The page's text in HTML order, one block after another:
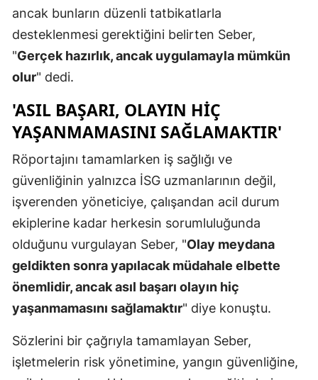
ancak bunların düzenli tatbikatlarla
desteklenmesi gerektiğini belirten Seber,
"Gerçek hazırlık, ancak uygulamayla mümkün
olur" dedi.
'ASIL BAŞARI, OLAYIN HIÇ
YAŞANMAMASINI SAĞLAMAKTIR'
Röportajını tamamlarken iş sağlığı ve
güvenliğinin yalnızca İSG uzmanlarının değil,
işverenden yöneticiye, çalışandan acil durum
ekiplerine kadar herkesin sorumluluğunda
olduğunu vurgulayan Seber, "Olay meydana
geldikten sonra yapılacak müdahale elbette
önemlidir, ancak asıl başarı olayın hiç
yaşanmamasını sağlamaktır" diye konuştu.
Sözlerini bir çağrıyla tamamlayan Seber,
işletmelerin risk yönetimine, yangın güvenliğine,